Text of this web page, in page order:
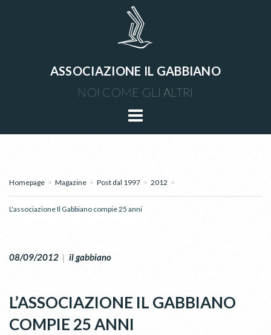
ASSOCIAZIONE IL GABBIANO
NOI COME GLI ALTRI
Homepage > Magazine > Post dal 1997 > 2012 >
L'associazione Il Gabbiano compie 25 anni
08/09/2012 | il gabbiano
L’ASSOCIAZIONE IL GABBIANO
COMPIE 25 ANNI